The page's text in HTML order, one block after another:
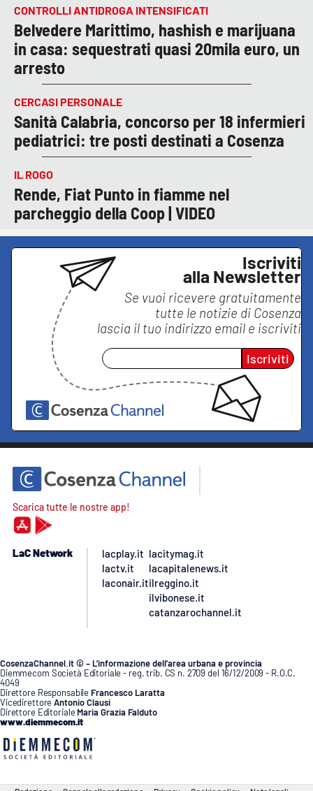
CONTROLLI ANTIDROGA INTENSIFICATI
Belvedere Marittimo, hashish e marijuana
in casa: sequestrati quasi 20mila euro, un
arresto
CERCASI PERSONALE
Sanità Calabria, concorso per 18 infermieri
pediatrici: tre posti destinati a Cosenza
IL ROGO
Rende, Fiat Punto in fiamme nel
parcheggio della Coop | VIDEO
Iscriviti
alla Newsletter
Se vuoi ricevere gratuitamente
tutte le notizie di Cosenza
lascia il tuo indirizzo email e iscriviti
Iscriviti
Scarica tutte le nostre app!
LaC Network
lacplay.it
lactv.it
laconair.it
lacitymag.it
lacapitalenews.it
ilreggino.it
ilvibonese.it
catanzarochannel.it
CosenzaChannel.it © – L’informazione dell’area urbana e provincia
Diemmecom Società Editoriale - reg. trib. CS n. 2709 del 16/12/2009 - R.O.C.
4049
Direttore Responsabile Francesco Laratta
VicedirettoreAntonio Clausi
Direttore Editoriale Maria Grazia Falduto
www.diemmecom.it